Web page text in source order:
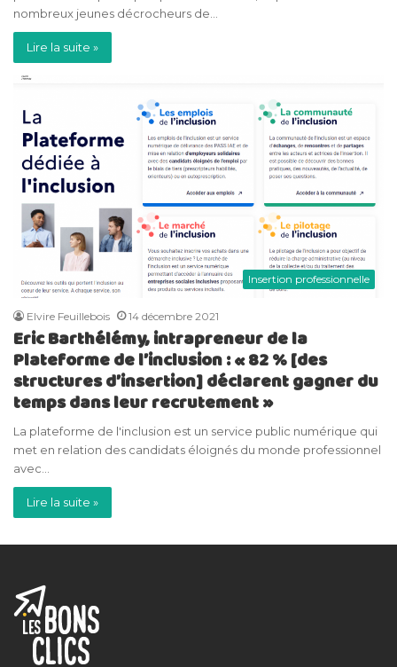
nombreux jeunes décrocheurs de…
Lire la suite »
Insertion professionnelle
Elvire Feuillebois 14 décembre 2021
Eric Barthélémy, intrapreneur de la
Plateforme de l’inclusion : « 82 % [des
structures d’insertion] déclarent gagner du
temps dans leur recrutement »
La plateforme de l'inclusion est un service public numérique qui
met en relation des candidats éloignés du monde professionnel
avec…
Lire la suite »